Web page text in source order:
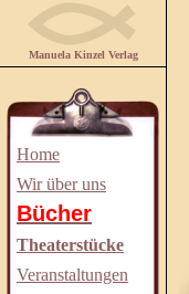
Manuela Kinzel Verlag
Home
Wir über uns
Bücher
Theaterstücke
Veranstaltungen